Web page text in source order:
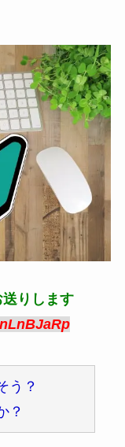
りします
う？
？